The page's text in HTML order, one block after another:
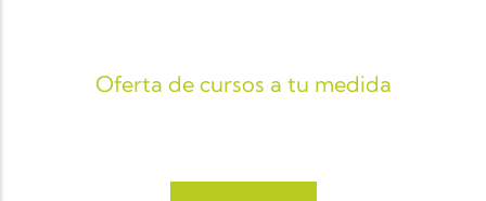
Oferta de cursos a tu medida